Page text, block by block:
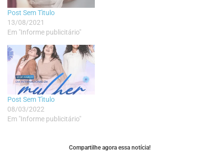
Post Sem Tìtulo
13/08/2021
Em "Informe publicitário"
Post Sem Tìtulo
08/03/2022
Em "Informe publicitário"
Compartilhe agora essa notícia!